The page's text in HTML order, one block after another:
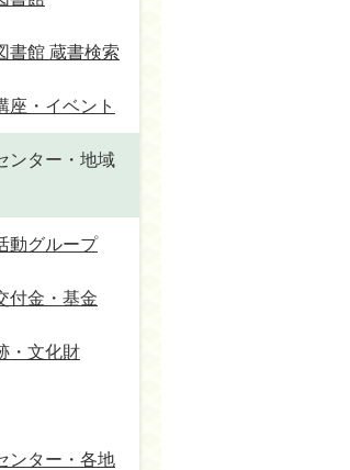
書館 蔵書検索
座・イベント
ンター・地域
動グループ
付金・基金
・文化財
ンター・各地